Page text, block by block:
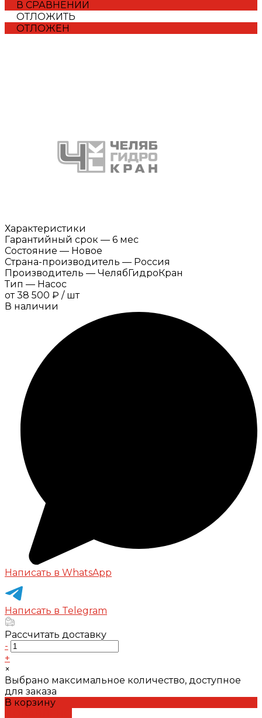
В СРАВНЕНИИ
ОТЛОЖИТЬ
ОТЛОЖЕН
Характеристики
Гарантийный срок — 6 мес
Состояние — Новое
Страна-производитель — Россия
Производитель — ЧелябГидроКран
Тип — Насос
от 38 500 ₽ / шт
В наличии
Написать в WhatsApp
Написать в Telegram
Рассчитать доставку
-
+
×
Выбрано максимальное количество, доступное
для заказа
В корзину